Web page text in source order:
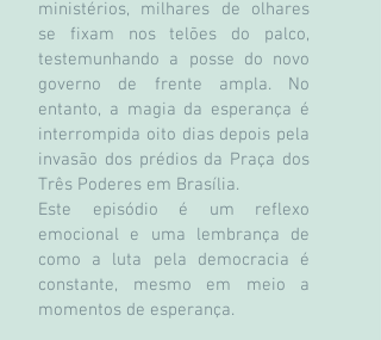
ministérios, milhares de olhares
se fixam nos telões do palco,
testemunhando a posse do novo
governo de frente ampla. No
entanto, a magia da esperança é
interrompida oito dias depois pela
invasão dos prédios da Praça dos
Três Poderes em Brasília.
Este episódio é um reflexo
emocional e uma lembrança de
como a luta pela democracia é
constante, mesmo em meio a
momentos de esperança.